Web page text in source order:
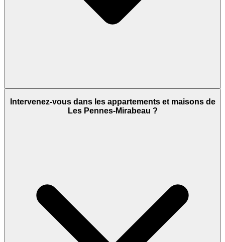
Intervenez-vous dans les appartements et maisons de
Les Pennes-Mirabeau ?